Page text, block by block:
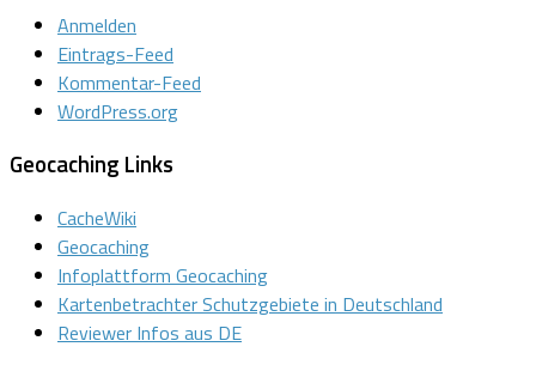
Anmelden
Eintrags-Feed
Kommentar-Feed
WordPress.org
Geocaching Links
CacheWiki
Geocaching
Infoplattform Geocaching
Kartenbetrachter Schutzgebiete in Deutschland
Reviewer Infos aus DE